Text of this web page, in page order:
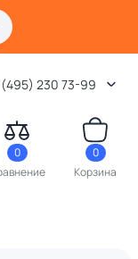
(495) 230 73-99
0
0
Корзина